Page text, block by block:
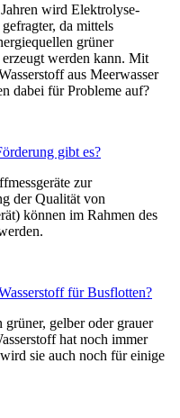
wird Elektrolyse-
da mittels
grüner
werden kann. Mit
aus Meerwasser
dabei für Probleme auf?
gibt es?
zur
der Qualität von
können im Rahmen des
für Busflotten?
grüner, gelber oder grauer
hat noch immer
sie auch noch für einige